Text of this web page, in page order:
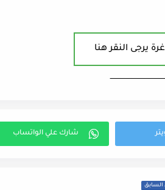
يرجى النقر هنا
السابق